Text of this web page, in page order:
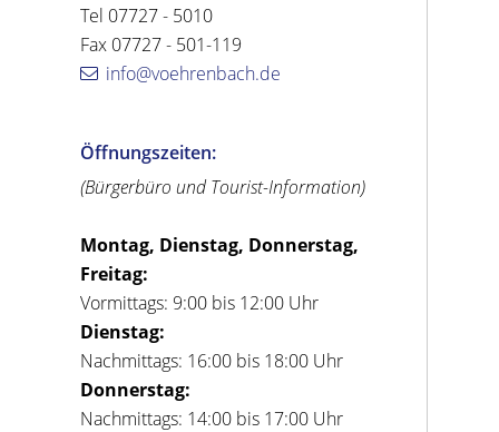
Tel 07727 - 5010
Fax 07727 - 501-119
info@voehrenbach.de
Öffnungszeiten:
(Bürgerbüro und Tourist-Information)
Montag, Dienstag, Donnerstag,
Freitag:
Vormittags: 9:00 bis 12:00 Uhr
Dienstag:
Nachmittags: 16:00 bis 18:00 Uhr
Donnerstag:
Nachmittags: 14:00 bis 17:00 Uhr